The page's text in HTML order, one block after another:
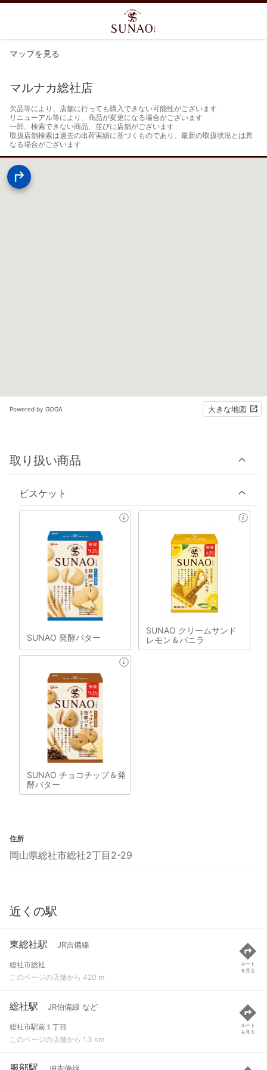
マップを見る
マルナカ総社店
欠品等により、店舗に行っても購入できない可能性がございます
リニューアル等により、商品が変更になる場合がございます
一部、検索できない商品、並びに店舗がございます
取扱店舗検索は過去の出荷実績に基づくものであり、最新の取扱状況とは異
なる場合がございます
Powered by GOGA 大きな地図
取り扱い商品
ビスケット
SUNAO 発酵バター
SUNAO クリームサンド
レモン＆バニラ
SUNAO チョコチップ＆発
酵バター
住所
岡山県総社市総社2丁目2-29
近くの駅
東総社駅 JR吉備線
総社市総社
このページの店舗から 420 m
ルート
を見る
総社駅 JR伯備線 など
総社市駅前１丁目
このページの店舗から 1.3 km
ルート
を見る
服部駅